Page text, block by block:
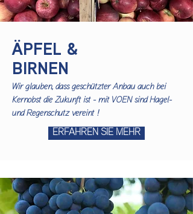
ÄPFEL &
BIRNEN
Wir glauben, dass geschützter Anbau auch bei
Kernobst die Zukunft ist - mit VOEN sind Hagel-
und Regenschutz vereint !
ERFAHREN SIE MEHR